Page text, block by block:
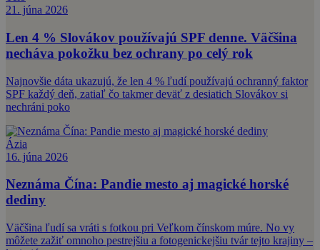
21. júna 2026
Len 4 % Slovákov používajú SPF denne. Väčšina
necháva pokožku bez ochrany po celý rok
Najnovšie dáta ukazujú, že len 4 % ľudí používajú ochranný faktor
SPF každý deň, zatiaľ čo takmer deväť z desiatich Slovákov si
nechráni poko
Ázia
16. júna 2026
Neznáma Čína: Pandie mesto aj magické horské
dediny
Väčšina ľudí sa vráti s fotkou pri Veľkom čínskom múre. No vy
môžete zažiť omnoho pestrejšiu a fotogenickejšiu tvár tejto krajiny –